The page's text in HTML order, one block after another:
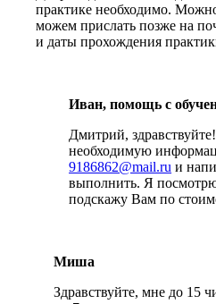
практике необходимо.
можем прислать позже на
и даты прохождения
Иван, помощь с
Дмитрий,
необходимую
9186862@mail.ru и
выполнить. Я
подскажу Вам по
Миша
Здравствуйте, мне до 15